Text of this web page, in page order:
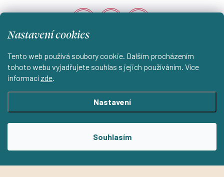
Nastavení cookies
Tento web používá soubory cookie. Dalším procházením
tohoto webu vyjadřujete souhlas s jejich používáním. Více
informací zde.
Nastavení
Souhlasím
a
Instagram
Shoptet.cz KantorStudio.cz
Vytvořil Shoptet
ESTAMPADA s.r.o.. Všechna práva vyhrazena.